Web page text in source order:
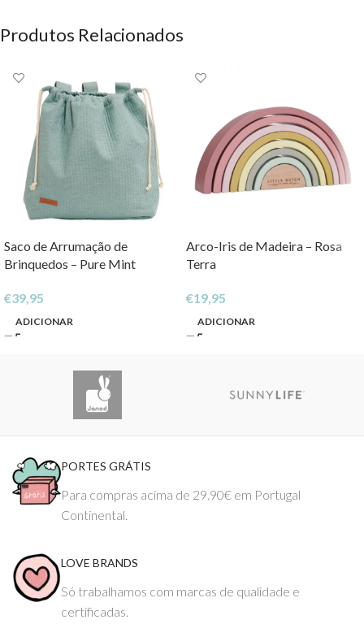
Produtos Relacionados
Saco de Arrumação de
Brinquedos – Pure Mint
€39,95
ADICIONAR
Arco-Iris de Madeira – Rosa
Terra
€19,95
ADICIONAR
PORTES GRÁTIS
Para compras acima de 29.90€ em Portugal
Continental.
LOVE BRANDS
Só trabalhamos com marcas de qualidade e
certificadas.